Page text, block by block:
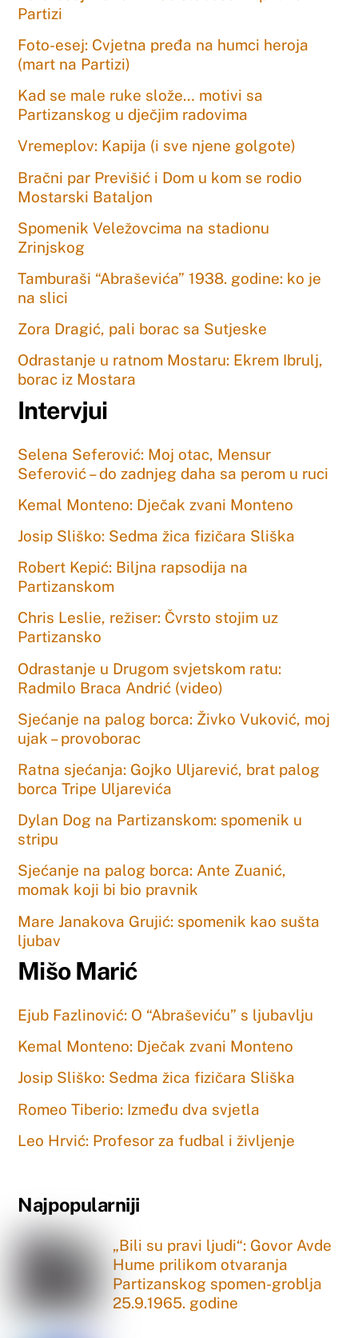
Partizi
Foto-esej: Cvjetna pređa na humci heroja
(mart na Partizi)
Kad se male ruke slože… motivi sa
Partizanskog u dječjim radovima
Vremeplov: Kapija (i sve njene golgote)
Bračni par Previšić i Dom u kom se rodio
Mostarski Bataljon
Spomenik Veležovcima na stadionu
Zrinjskog
Tamburaši “Abraševića” 1938. godine: ko je
na slici
Zora Dragić, pali borac sa Sutjeske
Odrastanje u ratnom Mostaru: Ekrem Ibrulj,
borac iz Mostara
Intervjui
Selena Seferović: Moj otac, Mensur
Seferović – do zadnjeg daha sa perom u ruci
Kemal Monteno: Dječak zvani Monteno
Josip Sliško: Sedma žica fizičara Sliška
Robert Kepić: Biljna rapsodija na
Partizanskom
Chris Leslie, režiser: Čvrsto stojim uz
Partizansko
Odrastanje u Drugom svjetskom ratu:
Radmilo Braca Andrić (video)
Sjećanje na palog borca: Živko Vuković, moj
ujak – provoborac
Ratna sjećanja: Gojko Uljarević, brat palog
borca Tripe Uljarevića
Dylan Dog na Partizanskom: spomenik u
stripu
Sjećanje na palog borca: Ante Zuanić,
momak koji bi bio pravnik
Mare Janakova Grujić: spomenik kao sušta
ljubav
Mišo Marić
Ejub Fazlinović: O “Abraševiću” s ljubavlju
Kemal Monteno: Dječak zvani Monteno
Josip Sliško: Sedma žica fizičara Sliška
Romeo Tiberio: Između dva svjetla
Leo Hrvić: Profesor za fudbal i življenje
Najpopularniji
„Bili su pravi ljudi“: Govor Avde
Hume prilikom otvaranja
Partizanskog spomen-groblja
25.9.1965. godine